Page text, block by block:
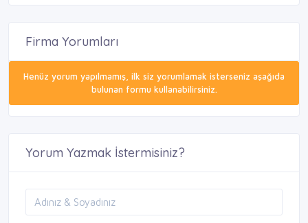
Firma Yorumları
Henüz yorum yapılmamış, ilk siz yorumlamak isterseniz aşağıda
bulunan formu kullanabilirsiniz.
Yorum Yazmak İstermisiniz?